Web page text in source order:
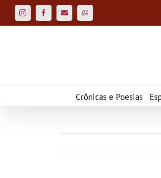
o
InstagramFacebookCustomWhatsApp
Crônicas e Poesias